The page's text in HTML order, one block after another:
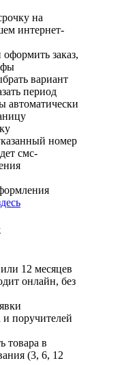
на
интернет-
заказ,
вариант
период
автоматически
номер
смс-
12 месяцев
онлайн, без
и поручителей
товара в
(3, 6, 12